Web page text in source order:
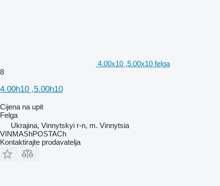
4.00х10 ,5.00х10 felga
8
4.00h10 ,5.00h10
Cijena na upit
Felga
Ukrajina, Vinnytskyi r-n, m. Vinnytsia
VINMAShPOSTACh
Kontaktirajte prodavatelja